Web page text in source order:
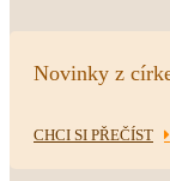
Novinky z
CHCI SI PŘEČÍST